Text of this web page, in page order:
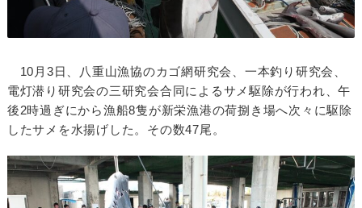
10月3日、八重山漁協のカゴ網研究会、一本釣り研究会、
電灯潜り研究会の三研究会合同によるサメ駆除が行われ、午
後2時過ぎにから漁船8隻が新栄漁港の荷捌き場へ次々に駆除
したサメを水揚げした。その数47尾。